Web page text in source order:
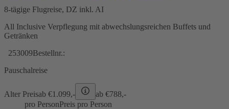
8-tägige Flugreise, DZ inkl. AI
All Inclusive Verpflegung mit abwechslungsreichen Buffets und
Getränken
253009Bestellnr.:
Pauschalreise
Alter Preisab €1.099,- ab €788,-
pro PersonPreis pro Person